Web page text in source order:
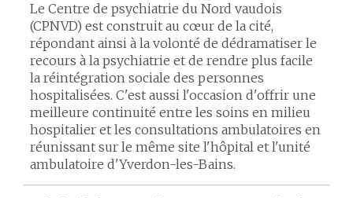
Le Centre de psychiatrie du Nord vaudois
(CPNVD) est construit au cœur de la cité,
répondant ainsi à la volonté de dédramatiser le
recours à la psychiatrie et de rendre plus facile
la réintégration sociale des personnes
hospitalisées. C'est aussi l'occasion d'offrir une
meilleure continuité entre les soins en milieu
hospitalier et les consultations ambulatoires en
réunissant sur le même site l'hôpital et l'unité
ambulatoire d'Yverdon-les-Bains.